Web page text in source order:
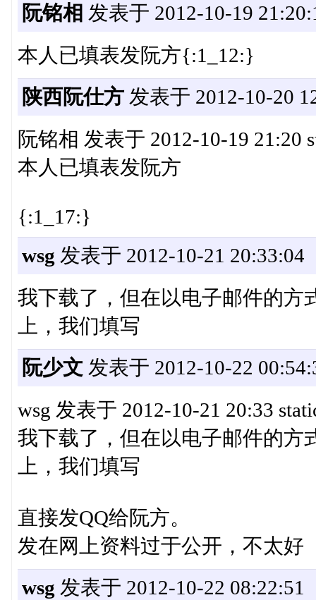
阮铭相 发表于 2012-10-19
本人已填表发阮方{:1_12:}
陕西阮仕方发表于 2012-10-20
阮铭相 发表于 2012-10-19 21:20
本人已填表发阮方
{:1_17:}
wsg 发表于 2012-10-21 20:33:04
我下载了，但在以电子邮件的方
上，我们填写
阮少文 发表于 2012-10-22
wsg 发表于 2012-10-21 20:33
我下载了，但在以电子邮件的方
上，我们填写
直接发QQ给阮方。
发在网上资料过于公开，不太好
wsg 发表于 2012-10-22 08:22:51